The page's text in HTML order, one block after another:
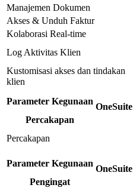
Manajemen Dokumen
Akses & Unduh Faktur
Kolaborasi Real-time
Log Aktivitas Klien
Kustomisasi akses dan tindakan
klien
Parameter Kegunaan
OneSuite
Percakapan
Percakapan
Parameter Kegunaan
OneSuite
Pengingat